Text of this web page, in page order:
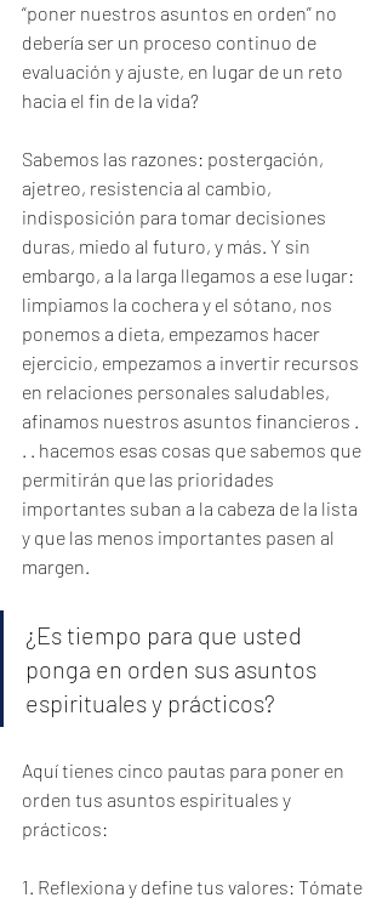
“poner nuestros asuntos en orden” no
debería ser un proceso continuo de
evaluación y ajuste, en lugar de un reto
hacia el fin de la vida?
Sabemos las razones: postergación,
ajetreo, resistencia al cambio,
indisposición para tomar decisiones
duras, miedo al futuro, y más. Y sin
embargo, a la larga llegamos a ese lugar:
limpiamos la cochera y el sótano, nos
ponemos a dieta, empezamos hacer
ejercicio, empezamos a invertir recursos
en relaciones personales saludables,
afinamos nuestros asuntos financieros .
. . hacemos esas cosas que sabemos que
permitirán que las prioridades
importantes suban a la cabeza de la lista
y que las menos importantes pasen al
margen.
¿Es tiempo para que usted
ponga en orden sus asuntos
espirituales y prácticos?
Aquí tienes cinco pautas para poner en
orden tus asuntos espirituales y
prácticos:
1. Reflexiona y define tus valores: Tómate